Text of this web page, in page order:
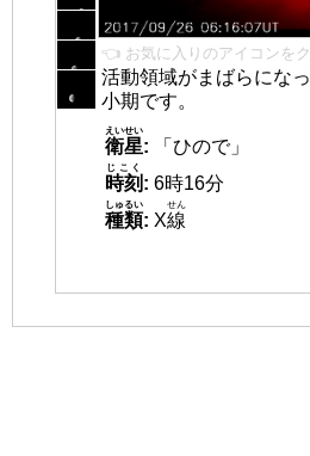
👈 お気に入りのアイコンをク
活動領域がまばらにな
小期です。
衛星
えいせい
:
「ひので」
時刻
じこく
: 6時16分
種類
しゅるい
: X線
せん